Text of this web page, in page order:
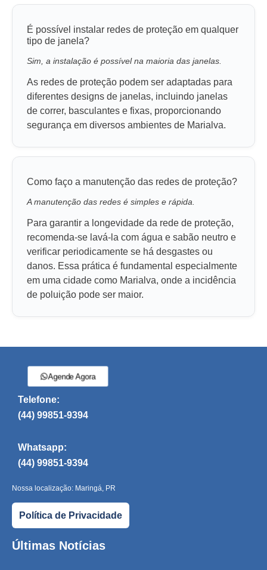
É possível instalar redes de proteção em qualquer
tipo de janela?
Sim, a instalação é possível na maioria das janelas.
As redes de proteção podem ser adaptadas para
diferentes designs de janelas, incluindo janelas
de correr, basculantes e fixas, proporcionando
segurança em diversos ambientes de Marialva.
Como faço a manutenção das redes de proteção?
A manutenção das redes é simples e rápida.
Para garantir a longevidade da rede de proteção,
recomenda-se lavá-la com água e sabão neutro e
verificar periodicamente se há desgastes ou
danos. Essa prática é fundamental especialmente
em uma cidade como Marialva, onde a incidência
de poluição pode ser maior.
Agende Agora
Telefone:
(44) 99851-9394
Whatsapp:
(44) 99851-9394
Nossa localização: Maringá, PR
Política de Privacidade
Últimas Notícias